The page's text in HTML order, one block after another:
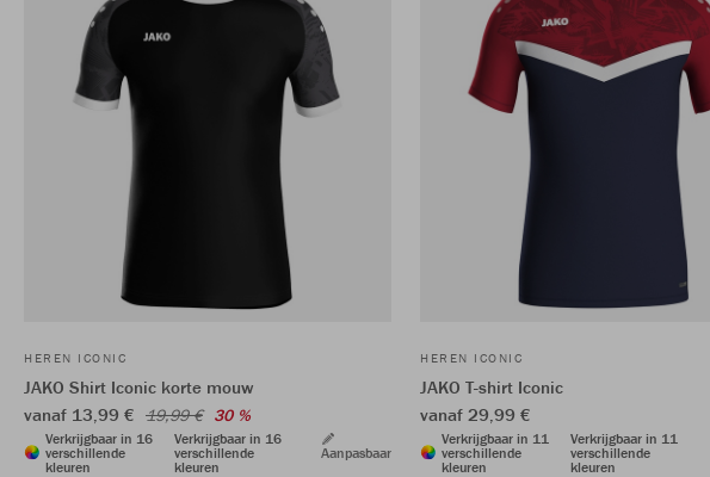
HEREN ICONIC
JAKO Shirt Iconic korte mouw
vanaf 13,99 € 19,99 € 30 %
Verkrijgbaar in 16
verschillende
kleuren
Verkrijgbaar in 16
verschillende
kleuren
Aanpasbaar
HEREN ICONIC
JAKO T-shirt Iconic
vanaf 29,99 €
Verkrijgbaar in 11
verschillende
kleuren
Verkrijgbaar in 11
verschillende
kleuren